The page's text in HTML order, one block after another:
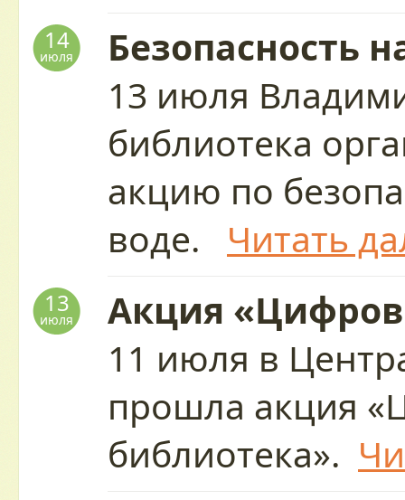
14
июля
Безопасность
13 июля
библиотека
акцию по
воде. Читать
13
июля
Акция
11 июля в
прошла акция
библиотека».